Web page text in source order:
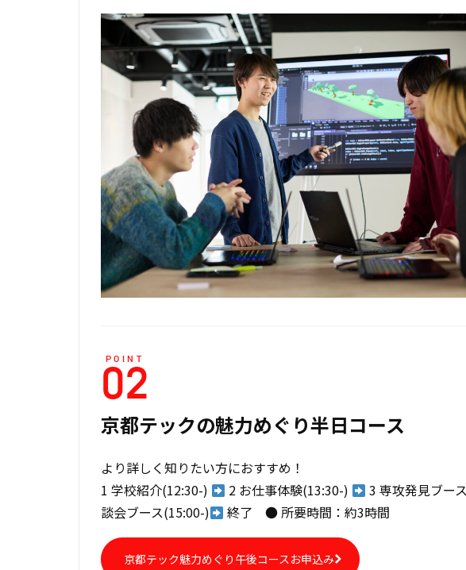
POINT
02
京都テックの魅力めぐり半日コース
より詳しく知りたい方におすすめ！
1 学校紹介(12:30-)
2 お仕事体験(13:30-) 3 専攻発見ブー
談会ブース(15:00-)
終了 ● 所要時間：約3時間
京都テック魅力めぐり午後コースお申込み